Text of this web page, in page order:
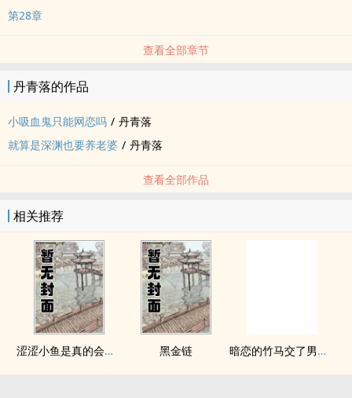
第28章
查看全部章节
丹青落的作品
小吸血鬼只能网恋吗 / 丹青落
就算是深渊也要养老婆 / 丹青落
查看全部作品
相关推荐
涩涩小鱼是真的会被干透 黑金链 暗恋的竹马交了男朋友（bg，弯掰直，1v2）